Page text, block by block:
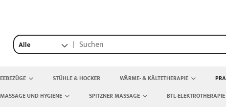
Alle
STÜHLE & HOCKER WÄRME- & KÄLTETHERAPIE
UND HYGIENE SPITZNER MASSAGE BTL-ELEKTROTHERAPIE